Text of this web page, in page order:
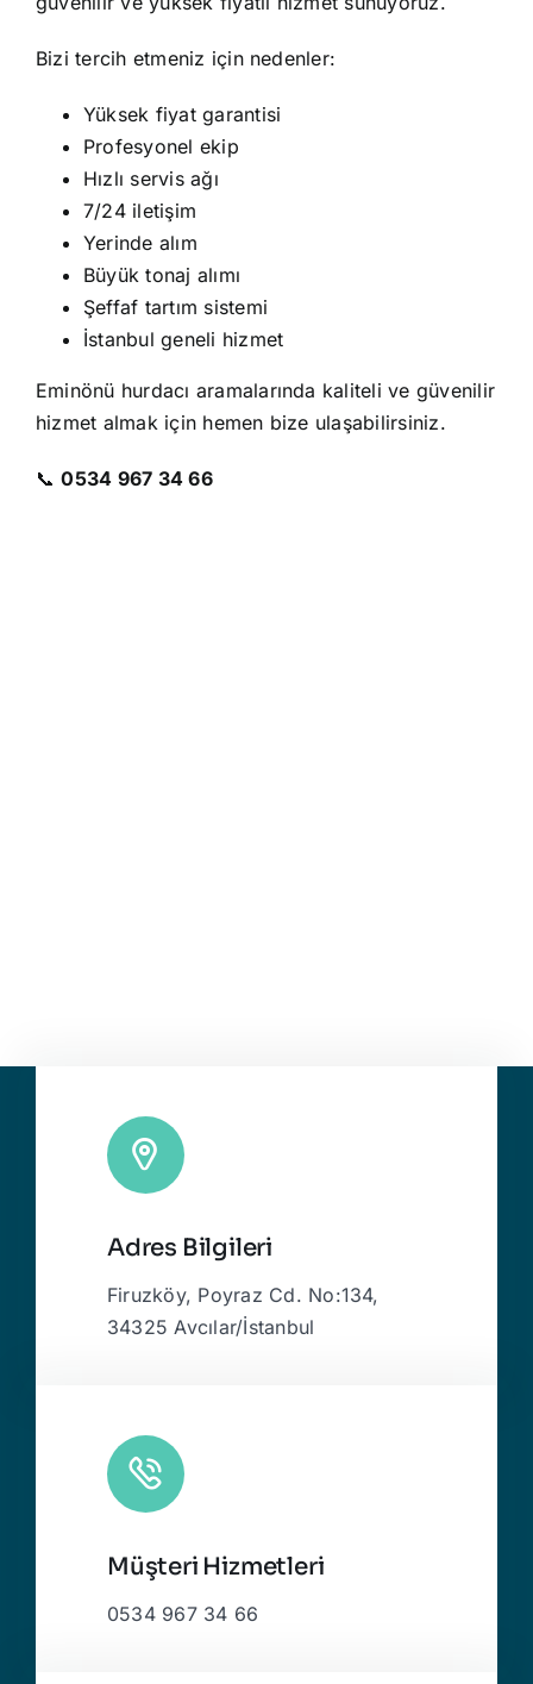
Bizi tercih etmeniz için nedenler:
Yüksek fiyat garantisi
Profesyonel ekip
Hızlı servis ağı
7/24 iletişim
Yerinde alım
Büyük tonaj alımı
Şeffaf tartım sistemi
İstanbul geneli hizmet
Eminönü hurdacı aramalarında kaliteli ve güvenilir
hizmet almak için hemen bize ulaşabilirsiniz.
📞0534 967 34 66
Adres Bilgileri
Firuzköy, Poyraz Cd. No:134,
34325 Avcılar/İstanbul
Müşteri Hizmetleri
0534 967 34 66